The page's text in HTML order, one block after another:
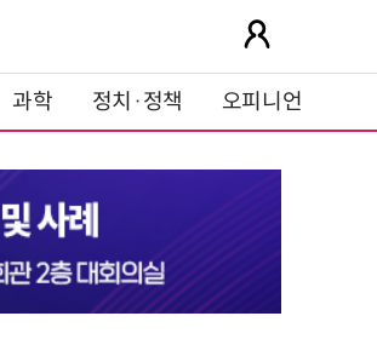
과학 정치·정책 오피니언